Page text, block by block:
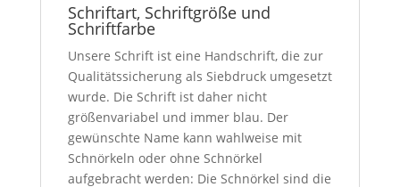
Schriftart, Schriftgröße und
Schriftfarbe
Unsere Schrift ist eine Handschrift, die zur
Qualitätssicherung als Siebdruck umgesetzt
wurde. Die Schrift ist daher nicht
größenvariabel und immer blau. Der
gewünschte Name kann wahlweise mit
Schnörkeln oder ohne Schnörkel
aufgebracht werden: Die Schnörkel sind die